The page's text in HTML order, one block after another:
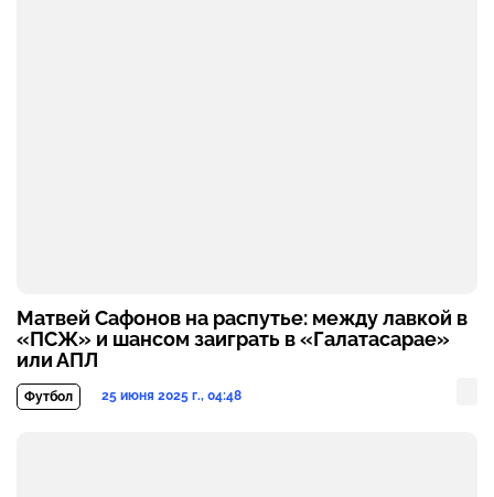
Матвей Сафонов на распутье: между лавкой в
«ПСЖ» и шансом заиграть в «Галатасарае»
или АПЛ
Футбол 25 июня 2025 г., 04:48